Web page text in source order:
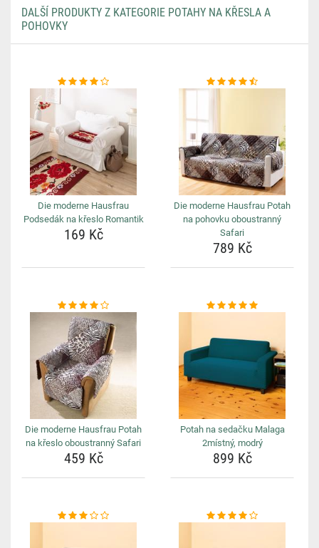
DALŠÍ PRODUKTY Z KATEGORIE POTAHY NA KŘESLA A
POHOVKY
Die moderne Hausfrau
Podsedák na křeslo Romantik
169 Kč
Die moderne Hausfrau Potah
na pohovku oboustranný
Safari
789 Kč
Die moderne Hausfrau Potah
na křeslo oboustranný Safari
459 Kč
Potah na sedačku Malaga
2místný, modrý
899 Kč